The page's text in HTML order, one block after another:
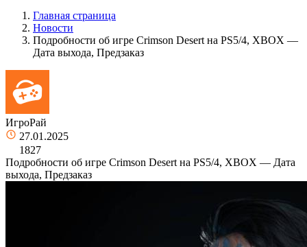
Главная страница
Новости
Подробности об игре Crimson Desert на PS5/4, XBOX —
Дата выхода, Предзаказ
ИгроРай
27.01.2025
1827
Подробности об игре Crimson Desert на PS5/4, XBOX — Дата
выхода, Предзаказ